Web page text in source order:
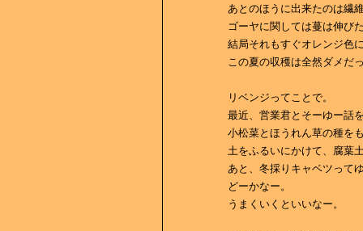
あとのほうに出来たのは繊
ゴーヤに関しては蔓は伸び
結局それもすぐオレンジ色
この夏の収穫は全然ダメだ
リベンジってことで。
最近、営業君とそーゆー話
小松菜とほうれん草の種を
土をふるいにかけて、腐葉
あと、冬採りキャベツって
どーかなー。
うまくいくといいなー。